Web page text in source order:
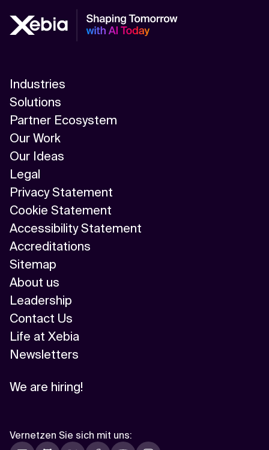
Industries
Solutions
Partner Ecosystem
Our Work
Our Ideas
Legal
Privacy Statement
Cookie Statement
Accessibility Statement
Accreditations
Sitemap
About us
Leadership
Contact Us
Life at Xebia
Newsletters
We are hiring!
Vernetzen Sie sich mit uns: